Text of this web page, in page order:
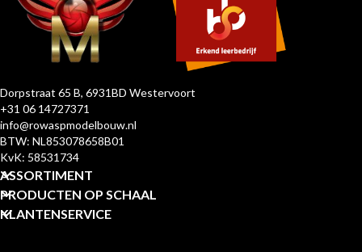
Dorpstraat 65 B, 6931BD Westervoort
+31 06 14727371
info@rowaspmodelbouw.nl
BTW: NL853078658B01
KvK: 58531734
ASSORTIMENT
PRODUCTEN OP SCHAAL
KLANTENSERVICE